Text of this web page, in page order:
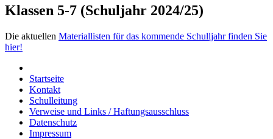
Klassen 5-7 (Schuljahr 2024/25)
Die aktuellen Materiallisten für das kommende Schulljahr finden Sie
hier!
Startseite
Kontakt
Schulleitung
Verweise und Links / Haftungsausschluss
Datenschutz
Impressum